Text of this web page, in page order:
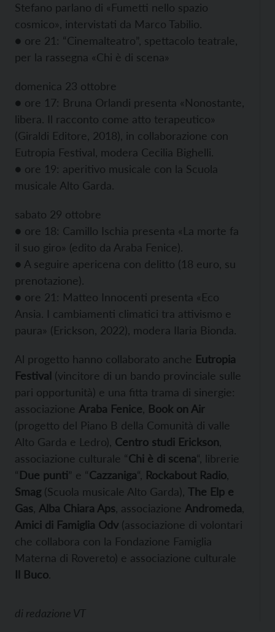
Stefano parlano di «Fumetti nello spazio
cosmico», intervistati da Marco Tabilio.
● ore 21: “Cinemalteatro”, spettacolo teatrale,
per la rassegna «Chi è di scena»
domenica 23 ottobre
● ore 17: Bruna Orlandi presenta «Nonostante,
libera. Il racconto come atto terapeutico»
(Giraldi Editore, 2018), in collaborazione con
Eutropia Festival, modera Cecilia Bighelli.
● ore 19: aperitivo musicale con la Scuola
musicale Alto Garda.
sabato 29 ottobre
● ore 18: Camillo Ischia presenta «La morte fa
il suo giro» (edito da Araba Fenice).
● A seguire apericena con delitto (18 euro, su
prenotazione).
● ore 21: Matteo Innocenti presenta «Eco
Ansia. I cambiamenti climatici tra attivismo e
paura» (Erickson, 2022), modera Ilaria Bionda.
Al progetto hanno collaborato anche Eutropia
Festival (vincitore di un bando provinciale sulle
pari opportunità) e una fitta trama di sinergie:
associazione Araba Fenice Book on Air
(progetto del Piano B della Comunità di valle
Alto Garda e Ledro), Centro studi Erickson
associazione culturale “Chi è di scena“, librerie
“Due punti” e “Cazzaniga“, Rockabout Radio
Smag (Scuola musicale Alto Garda), The Elp e
Gas Alba Chiara Aps , associazione Andromeda
Amici di Famiglia Odv (associazione di volontari
che collabora con la Fondazione Famiglia
Materna di Rovereto) e associazione culturale
Il Buco.
di redazione VT